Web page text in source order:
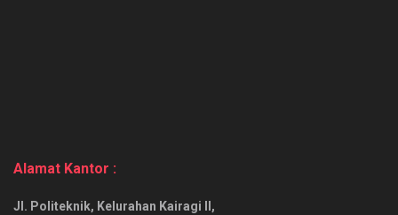
Alamat Kantor :
Jl. Politeknik, Kelurahan Kairagi II,